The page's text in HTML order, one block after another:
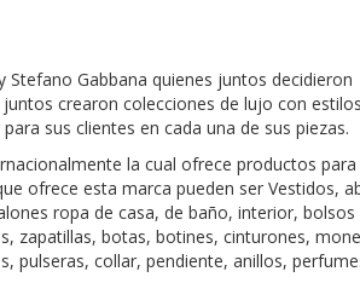
Gabbana quienes juntos decidieron
crearon colecciones de lujo con
sus clientes en cada una de sus piezas.
la cual ofrece productos
ofrece esta marca pueden ser Vestidos,
ropa de casa, de baño, interior, bolsos
zapatillas, botas, botines, cinturones,
pulseras, collar, pendiente, anillos,